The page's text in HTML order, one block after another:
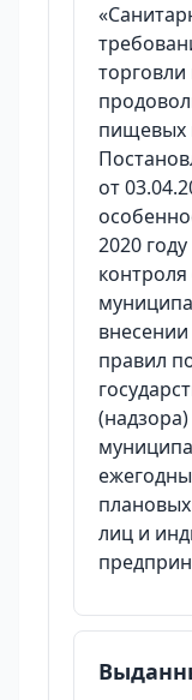
пищевых
от
2020
правил
лиц и